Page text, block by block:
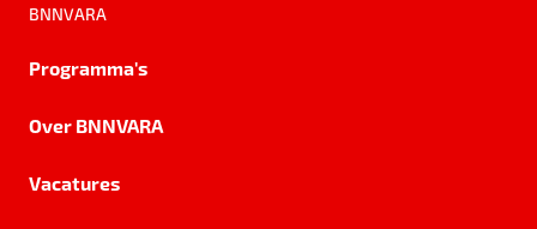
BNNVARA
Programma's
Over BNNVARA
Vacatures